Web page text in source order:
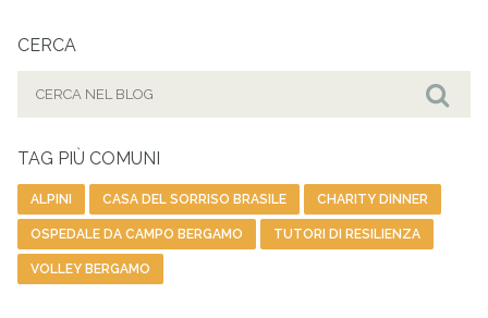
CERCA
TAG PIÙ COMUNI
ALPINI CASA DEL SORRISO BRASILE CHARITY DINNER
OSPEDALE DA CAMPO BERGAMO TUTORI DI RESILIENZA
VOLLEY BERGAMO